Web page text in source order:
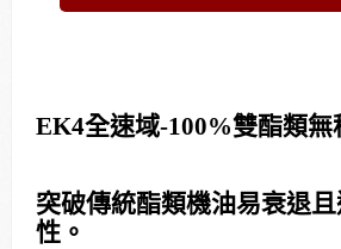
EK4全速域-100%雙酯類無
突破傳統酯類機油易衰退
性。